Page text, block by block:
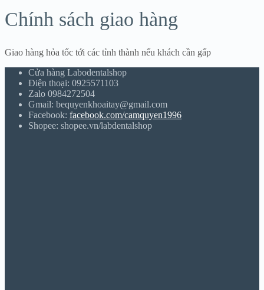
Chính sách giao hàng
Giao hàng hỏa tốc tới các tỉnh thành nếu khách cần gấp
Cửa hàng Labodentalshop
Điện thoại: 0925571103
Zalo 0984272504
Gmail: bequyenkhoaitay@gmail.com
Facebook: facebook.com/camquyen1996
Shopee: shopee.vn/labdentalshop